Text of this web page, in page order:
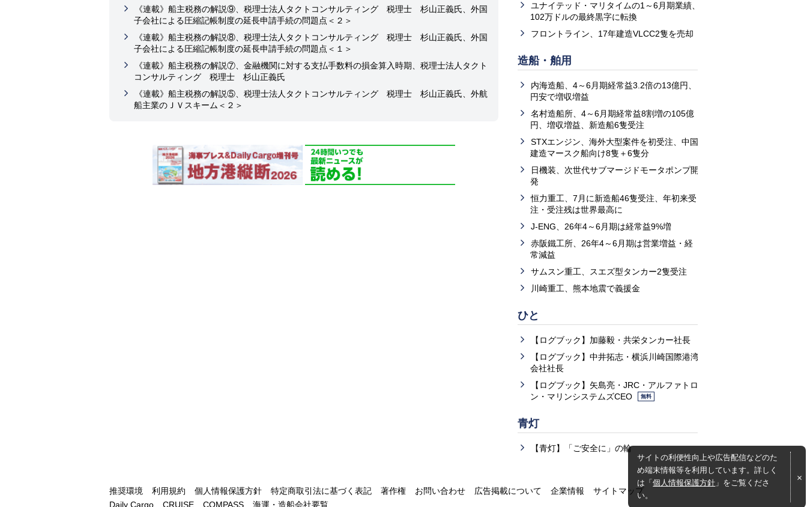
《連載》船主税務の解説⑨、税理士法人タクトコンサルティング 税理士 杉山正義氏、外国
子会社による圧縮記帳制度の延長申請手続の問題点＜２＞
《連載》船主税務の解説⑧、税理士法人タクトコンサルティング 税理士 杉山正義氏、外国
子会社による圧縮記帳制度の延長申請手続の問題点＜１＞
《連載》船主税務の解説⑦、金融機関に対する支払手数料の損金算入時期、税理士法人タクト
コンサルティング 税理士 杉山正義氏
《連載》船主税務の解説⑤、税理士法人タクトコンサルティング 税理士 杉山正義氏、外航
船主業のＪＶスキーム＜２＞
ユナイテッド・マリタイムの1～6月期業績、
102万ドルの最終黒字に転換
フロントライン、17年建造VLCC2隻を売却
造船・舶用
内海造船、4～6月期経常益3.2倍の13億円、
円安で増収増益
名村造船所、4～6月期経常益8割増の105億
円、増収増益、新造船6隻受注
STXエンジン、海外大型案件を初受注、中国
建造マースク船向け8隻＋6隻分
日機装、次世代サブマージドモータポンプ開
発
恒力重工、7月に新造船46隻受注、年初来受
注・受注残は世界最高に
J-ENG、26年4～6月期は経常益9%増
赤阪鐵工所、26年4～6月期は営業増益・経
常減益
サムスン重工、スエズ型タンカー2隻受注
川崎重工、熊本地震で義援金
ひと
【ログブック】加藤毅・共栄タンカー社長
【ログブック】中井拓志・横浜川崎国際港湾
会社社長
【ログブック】矢島亮・JRC・アルファトロ
ン・マリンシステムズCEO
無料
青灯
【青灯】「ご安全に」の輪
サイトの利便性向上や広告配信などのた
め端末情報等を利用しています。詳しく
は「個人情報保護方針 」をご覧くださ
い。
推奨環境 利用規約 個人情報保護方針 特定商取引法に基づく表記 著作権 お問い合わせ 広告掲載について 企業情報
サイトマップ
Daily Cargo
CRUISE COMPASS 海運・造船会社要覧